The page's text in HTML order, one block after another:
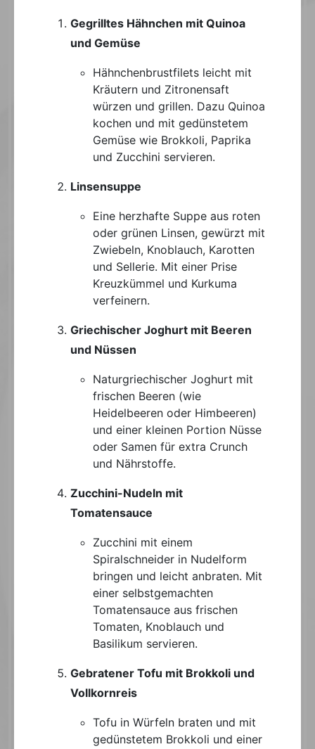
Gegrilltes Hähnchen mit Quinoa
und Gemüse
Hähnchenbrustfilets leicht mit
Kräutern und Zitronensaft
würzen und grillen. Dazu Quinoa
kochen und mit gedünstetem
Gemüse wie Brokkoli, Paprika
und Zucchini servieren.
Linsensuppe
Eine herzhafte Suppe aus roten
oder grünen Linsen, gewürzt mit
Zwiebeln, Knoblauch, Karotten
und Sellerie. Mit einer Prise
Kreuzkümmel und Kurkuma
verfeinern.
Griechischer Joghurt mit Beeren
und Nüssen
Naturgriechischer Joghurt mit
frischen Beeren (wie
Heidelbeeren oder Himbeeren)
und einer kleinen Portion Nüsse
oder Samen für extra Crunch
und Nährstoffe.
Zucchini-Nudeln mit
Tomatensauce
Zucchini mit einem
Spiralschneider in Nudelform
bringen und leicht anbraten. Mit
einer selbstgemachten
Tomatensauce aus frischen
Tomaten, Knoblauch und
Basilikum servieren.
Gebratener Tofu mit Brokkoli und
Vollkornreis
Tofu in Würfeln braten und mit
gedünstetem Brokkoli und einer